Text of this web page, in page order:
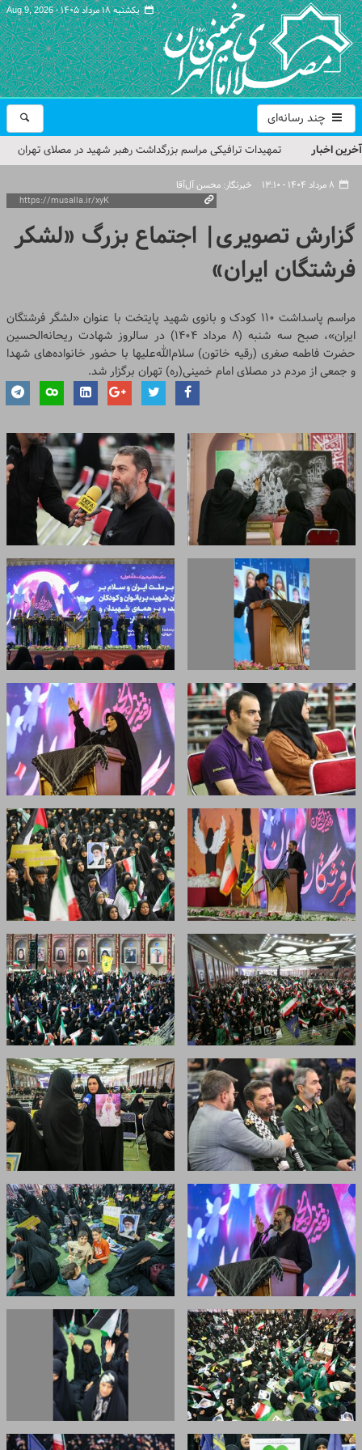
یکشنبه ۱۸ مرداد ۱۴۰۵ - Aug 9, 2026
چند رسانه‌ای
آخرین اخبار
حجت‌الاسلام حاج علی‌اکبری؛ خطیب این هفته نماز جمعه تهران
مراسم بزرگداشت امام مجاهد شهید در مصلای تهران از سوی رهبر
گزارش تصویری| مراسم نماز بر پیکر امام شهید انقلاب اسلامی ایران
گزارش تصویری| مراسم بزرگداشت آقای شهید ایران
اعلام شد
خبرنگار: محسن آل‌آقا
گزارش تصویری| اجتماع بزرگ «لشکر
فرشتگان ایران»
مراسم پاسداشت ۱۱۰ کودک و بانوی شهید پایتخت با عنوان «لشگر فرشتگان
ایران»، صبح سه شنبه (۸ مرداد ۱۴۰۴) در سالروز شهادت ریحانه‌الحسین
حضرت فاطمه صغری (رقیه خاتون) سلام‌الله‌علیها با حضور خانواده‌های شهدا
و جمعی از مردم در مصلای امام خمینی(ره‌) تهران برگزار شد.